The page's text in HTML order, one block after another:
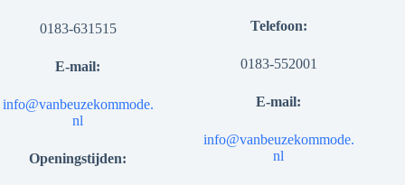
0183-631515
E-mail:
info@vanbeuzekommode.
nl
Openingstijden:
Telefoon:
0183-552001
E-mail:
info@vanbeuzekommode.
nl